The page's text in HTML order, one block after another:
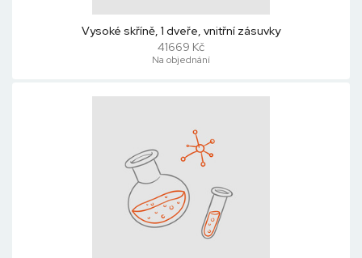
Vysoké skříně, 1 dveře, vnitřní zásuvky
41669 Kč
Na objednání